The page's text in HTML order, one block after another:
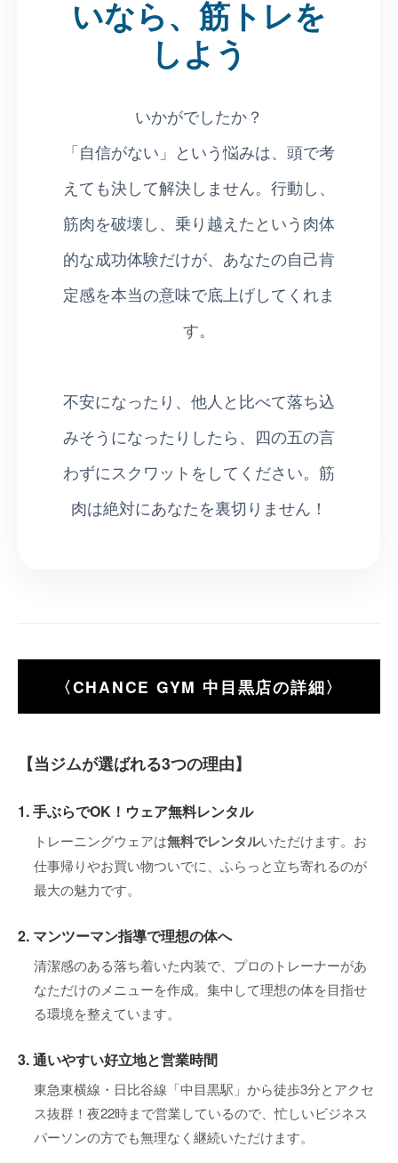
いなら、筋トレを
しよう
いかがでしたか？
「自信がない」という悩みは、頭で考
えても決して解決しません。行動し、
筋肉を破壊し、乗り越えたという肉体
的な成功体験だけが、あなたの自己肯
定感を本当の意味で底上げしてくれま
す。
不安になったり、他人と比べて落ち込
みそうになったりしたら、四の五の言
わずにスクワットをしてください。筋
肉は絶対にあなたを裏切りません！
〈CHANCE GYM 中目黒店の詳細〉
【当ジムが選ばれる3つの理由】
1. 手ぶらでOK！ウェア無料レンタル
トレーニングウェアは無料でレンタルいただけます。お
仕事帰りやお買い物ついでに、ふらっと立ち寄れるのが
最大の魅力です。
2. マンツーマン指導で理想の体へ
清潔感のある落ち着いた内装で、プロのトレーナーがあ
なただけのメニューを作成。集中して理想の体を目指せ
る環境を整えています。
3. 通いやすい好立地と営業時間
東急東横線・日比谷線「中目黒駅」から徒歩3分とアクセ
ス抜群！夜22時まで営業しているので、忙しいビジネス
パーソンの方でも無理なく継続いただけます。